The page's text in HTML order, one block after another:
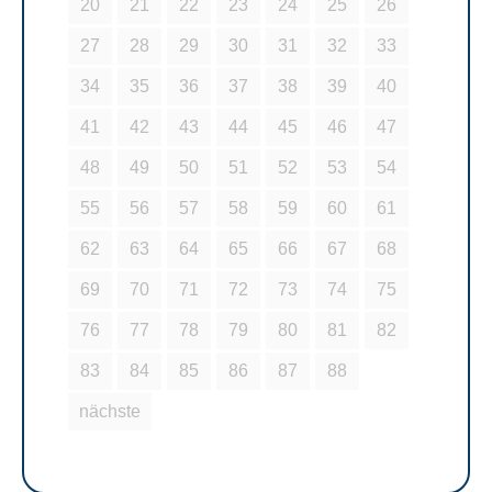
20 21 22 23 24 25 26
27 28 29 30 31 32 33
34 35 36 37 38 39 40
41 42 43 44 45 46 47
48 49 50 51 52 53 54
55 56 57 58 59 60 61
62 63 64 65 66 67 68
69 70 71 72 73 74 75
76 77 78 79 80 81 82
83 84 85 86 87 88
nächste